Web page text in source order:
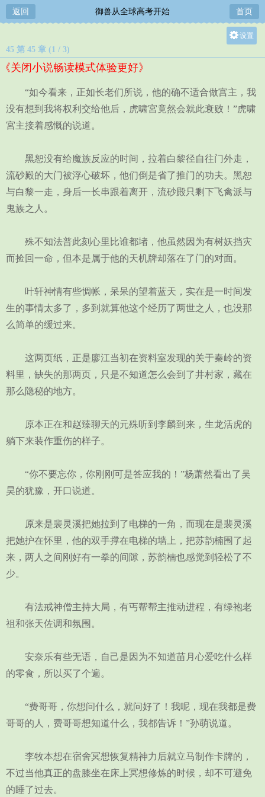
返回 御兽从全球高考开始 首页
设置
中
小
45 第 45 章 (1 / 3)
《关闭小说畅读模式体验更好》
“如今看来，正如长老们所说，他的确不适合做宫主，我
没有想到我将权利交给他后，虎啸宮竟然会就此衰败！”虎啸
宮主接着感慨的说道。
黑恕没有给魔族反应的时间，拉着白黎径自往门外走，
流砂殿的大门被浮心破坏，他们倒是省了推门的功夫。黑恕
与白黎一走，身后一长串跟着离开，流砂殿只剩下飞禽派与
鬼族之人。
殊不知法普此刻心里比谁都堵，他虽然因为有树妖挡灾
而捡回一命，但本是属于他的天机牌却落在了门的对面。
叶轩神情有些惆帐，呆呆的望着蓝天，实在是一时间发
生的事情太多了，多到就算他这个经历了两世之人，也没那
么简单的缓过来。
这两页纸，正是廖江当初在资料室发现的关于秦岭的资
料里，缺失的那两页，只是不知道怎么会到了井村家，藏在
那么隐秘的地方。
原本正在和赵臻聊天的元殊听到李麟到来，生龙活虎的
躺下来装作重伤的样子。
“你不要忘你，你刚刚可是答应我的！”杨萧然看出了吴
昊的犹豫，开口说道。
原来是裴灵溪把她拉到了电梯的一角，而现在是裴灵溪
把她护在怀里，他的双手撑在电梯的墙上，把苏韵楠围了起
来，两人之间刚好有一拳的间隙，苏韵楠也感觉到轻松了不
少。
有法戒神僧主持大局，有丐帮帮主推动进程，有绿袍老
祖和张天佐调和氛围。
安奈乐有些无语，自己是因为不知道苗月心爱吃什么样
的零食，所以买了个遍。
“费哥哥，你想问什么，就问好了！我呢，现在我都是费
哥哥的人，费哥哥想知道什么，我都告诉！”孙萌说道。
李牧本想在宿舍冥想恢复精神力后就立马制作卡牌的，
不过当他真正的盘膝坐在床上冥想修炼的时候，却不可避免
的睡了过去。